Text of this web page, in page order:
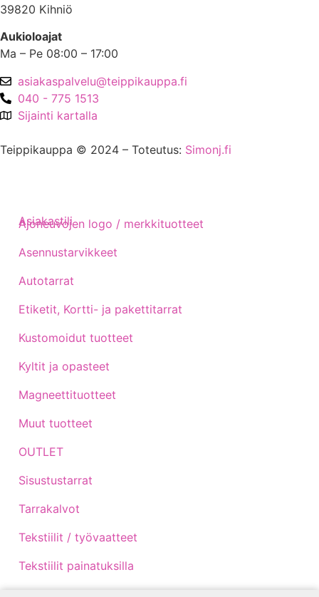
39820 Kihniö
Aukioloajat
Ma – Pe 08:00 – 17:00
asiakaspalvelu@teippikauppa.fi
040 - 775 1513
Sijainti kartalla
Teippikauppa © 2024 – Toteutus: Simonj.fi
Ajoneuvojen logo / merkkituotteet
Asennustarvikkeet
Autotarrat
Etiketit, Kortti- ja pakettitarrat
Kustomoidut tuotteet
Kyltit ja opasteet
Magneettituotteet
Muut tuotteet
OUTLET
Sisustustarrat
Tarrakalvot
Tekstiilit / työvaatteet
Tekstiilit painatuksilla
Asiakastili